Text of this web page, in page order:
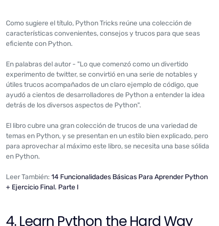
Como sugiere el título, Python Tricks reúne una colección de
características convenientes, consejos y trucos para que seas
eficiente con Python.
En palabras del autor - "Lo que comenzó como un divertido
experimento de twitter, se convirtió en una serie de notables y
útiles trucos acompañados de un claro ejemplo de código, que
ayudó a cientos de desarrolladores de Python a entender la idea
detrás de los diversos aspectos de Python".
El libro cubre una gran colección de trucos de una variedad de
temas en Python, y se presentan en un estilo bien explicado, pero
para aprovechar al máximo este libro, se necesita una base sólida
en Python.
Leer También: 14 Funcionalidades Básicas Para Aprender Python
+ Ejercicio Final. Parte I
4. Learn Python the Hard Way